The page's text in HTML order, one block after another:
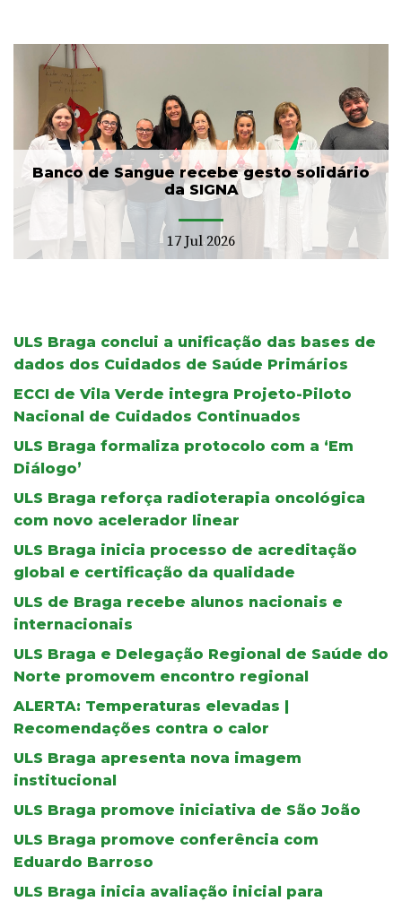
Banco de Sangue recebe gesto solidário
da SIGNA
17 Jul 2026
ULS Braga conclui a unificação das bases de
dados dos Cuidados de Saúde Primários
ECCI de Vila Verde integra Projeto-Piloto
Nacional de Cuidados Continuados
ULS Braga formaliza protocolo com a ‘Em
Diálogo’
ULS Braga reforça radioterapia oncológica
com novo acelerador linear
ULS Braga inicia processo de acreditação
global e certificação da qualidade
ULS de Braga recebe alunos nacionais e
internacionais
ULS Braga e Delegação Regional de Saúde do
Norte promovem encontro regional
ALERTA: Temperaturas elevadas |
Recomendações contra o calor
ULS Braga apresenta nova imagem
institucional
ULS Braga promove iniciativa de São João
ULS Braga promove conferência com
Eduardo Barroso
ULS Braga inicia avaliação inicial para